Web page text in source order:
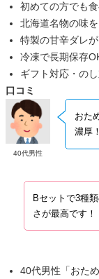
初めての方でも
北海道名物の味
特製の甘辛ダレ
冷凍で長期保存
ギフト対応・の
口コミ
40代男性
おた
濃厚！
Bセットで3種
さが最高です！
40代男性「おた